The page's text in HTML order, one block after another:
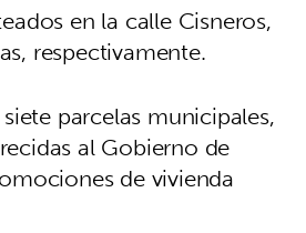
en la calle Cisneros,
respectivamente.
parcelas municipales,
al Gobierno de
de vivienda